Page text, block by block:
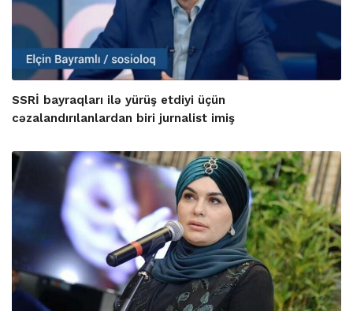
SSRİ bayraqları ilə yürüş etdiyi üçün
cəzalandırılanlardan biri jurnalist imiş